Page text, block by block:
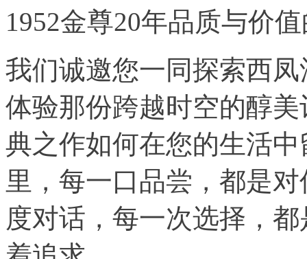
1952金尊20年品质与价
我们诚邀您一同探索西
体验那份跨越时空的醇
典之作如何在您的生活
里，每一口品尝，都是
度对话，每一次选择，